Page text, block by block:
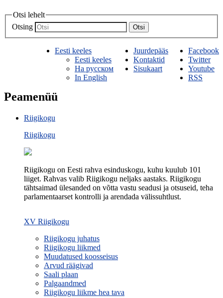
Otsi lehelt
Otsing
Otsi
Facebook
Twitter
Youtube
RSS
Juurdepääs
Kontaktid
Sisukaart
Eesti keeles
Eesti keeles
На русском
In English
Peamenüü
Riigikogu
Riigikogu
Riigikogu on Eesti rahva esinduskogu, kuhu kuulub 101
liiget. Rahvas valib Riigikogu neljaks aastaks. Riigikogu
tähtsaimad ülesanded on võtta vastu seadusi ja otsuseid, teha
parlamentaarset kontrolli ja arendada välissuhtlust.
XV Riigikogu
Riigikogu juhatus
Riigikogu liikmed
Muudatused koosseisus
Arvud räägivad
Saali plaan
Palgaandmed
Riigikogu liikme hea tava